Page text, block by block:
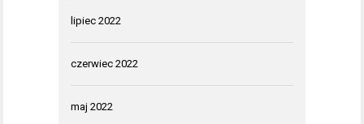
lipiec 2022
czerwiec 2022
maj 2022